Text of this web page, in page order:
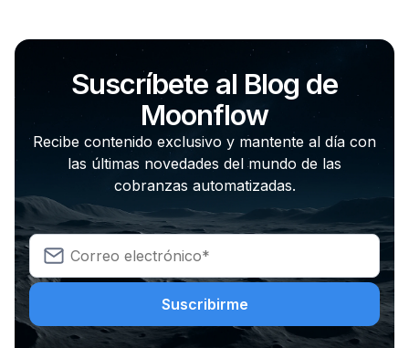
Suscríbete al Blog de
Moonflow
Recibe contenido exclusivo y mantente al día con
las últimas novedades del mundo de las
cobranzas automatizadas.